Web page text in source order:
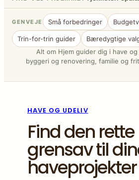
GENVEJE Små forbedringer
Trin-for-trin guider
Bæredygtige
Alt om Hjem guider dig i have
byggeri og renovering, familie og
HAVE OG UDELIV
Find den rette
grensav til
haveprojekter